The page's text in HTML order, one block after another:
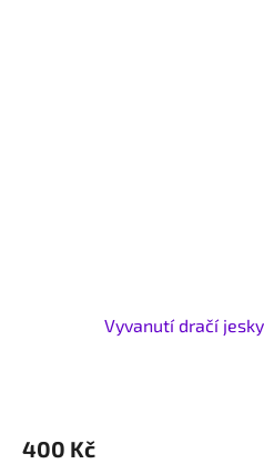
Vyvanutí dračí
400 Kč